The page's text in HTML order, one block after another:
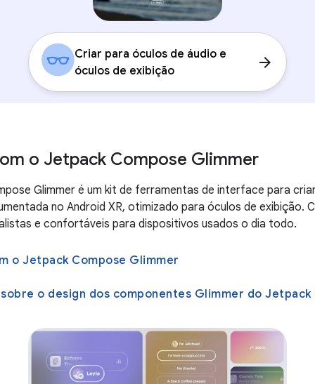
Criar para óculos de áudio e
óculos de exibição
arrow_forward
o Jetpack Compose Glimmer
Glimmer é um kit de ferramentas de interface para
no Android XR, otimizado para óculos de exibição.
e confortáveis para dispositivos usados o dia todo.
o Jetpack Compose Glimmer
sobre o design dos componentes Glimmer do Jetpack